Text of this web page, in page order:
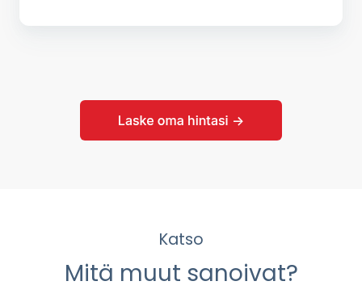
Katso
Mitä muut sanoivat?